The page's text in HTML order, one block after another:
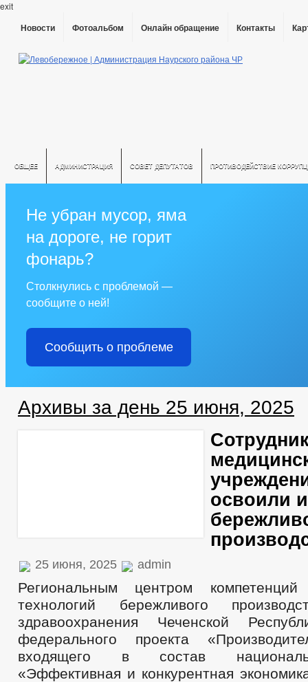
exit
Новости Фотоальбом Онлайн обращение Контакты
ОБЩЕЕ АДМИНИСТРАЦИЯ СОВЕТ ДЕПУТАТОВ ПРОТИВОДЕЙСТВИЕ
Не убран мусор, яма
на дороге, не горит
фонарь?
Столкнулись с проблемой —
сообщите о ней!
Сообщить о проблеме
Архивы за день 25 июня, 2025
освоили
25 июня, 2025 admin
Региональным центром
технологий бережливого
здравоохранения Чеченской
федерального проекта
входящего в состав
«Эффективная и конкурентная